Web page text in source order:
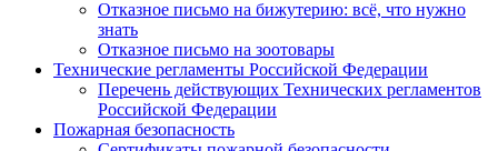
Отказное письмо на бижутерию: всё, что нужно
знать
Отказное письмо на зоотовары
Технические регламенты Российской Федерации
Перечень действующих Технических регламентов
Российской Федерации
Пожарная безопасность